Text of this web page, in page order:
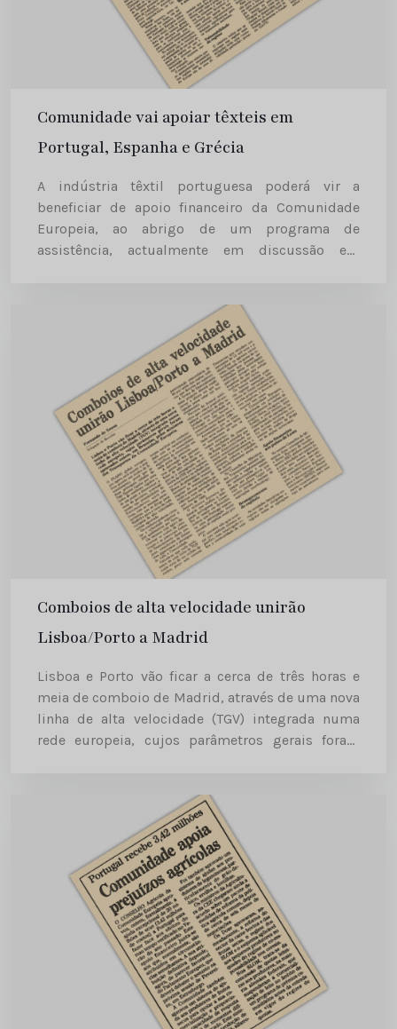
Comunidade vai apoiar têxteis em
Portugal, Espanha e Grécia
A indústria têxtil portuguesa poderá vir a
beneficiar de apoio financeiro da Comunidade
Europeia, ao abrigo de um programa de
assistência, actualmente em discussão em
Comboios de alta velocidade unirão
Lisboa/Porto a Madrid
Lisboa e Porto vão ficar a cerca de três horas e
meia de comboio de Madrid, através de uma nova
linha de alta velocidade (TGV) integrada numa
rede europeia, cujos parâmetros gerais foram